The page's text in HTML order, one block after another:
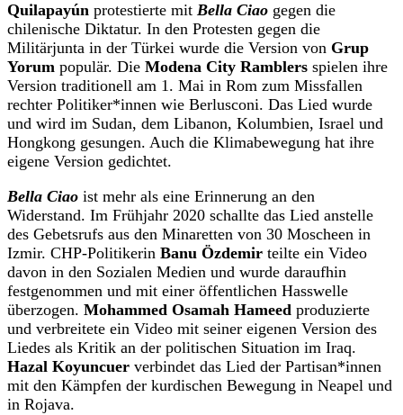
Quilapayún protestierte mit Bella Ciao gegen die
chilenische Diktatur. In den Protesten gegen die
Militärjunta in der Türkei wurde die Version von Grup
Yorum populär. Die Modena City Ramblers spielen ihre
Version traditionell am 1. Mai in Rom zum Missfallen
rechter Politiker*innen wie Berlusconi. Das Lied wurde
und wird im Sudan, dem Libanon, Kolumbien, Israel und
Hongkong gesungen. Auch die Klimabewegung hat ihre
eigene Version gedichtet.
Bella Ciao ist mehr als eine Erinnerung an den
Widerstand. Im Frühjahr 2020 schallte das Lied anstelle
des Gebetsrufs aus den Minaretten von 30 Moscheen in
Izmir. CHP-Politikerin Banu Özdemir teilte ein Video
davon in den Sozialen Medien und wurde daraufhin
festgenommen und mit einer öffentlichen Hasswelle
überzogen. Mohammed Osamah Hameed produzierte
und verbreitete ein Video mit seiner eigenen Version des
Liedes als Kritik an der politischen Situation im Iraq.
Hazal Koyuncuer verbindet das Lied der Partisan*innen
mit den Kämpfen der kurdischen Bewegung in Neapel und
in Rojava.